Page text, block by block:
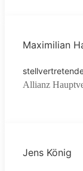
Maximilian
Allianz
Jens König